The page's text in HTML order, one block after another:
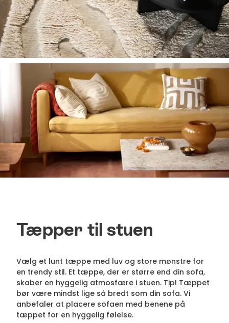
Tæpper til stuen
Vælg et lunt tæppe med luv og store mønstre for
en trendy stil. Et tæppe, der er større end din sofa,
skaber en hyggelig atmosfære i stuen. Tip! Tæppet
bør være mindst lige så bredt som din sofa. Vi
anbefaler at placere sofaen med benene på
tæppet for en hyggelig følelse.